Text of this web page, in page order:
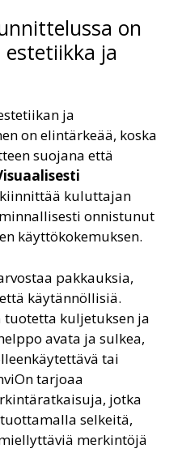
on
ja
ja
on elintärkeää, koska
suojana että
kuluttajan
onnistunut
käyttökokemuksen.
pakkauksia,
käytännöllisiä.
tuotetta kuljetuksen ja
avata ja sulkea,
tai
tarjoaa
jotka
selkeitä,
merkintöjä